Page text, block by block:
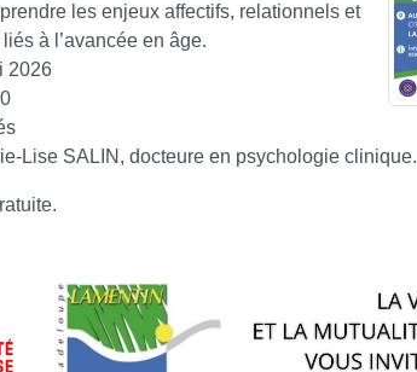
les enjeux affectifs, relationnels et
à l’avancée en âge.
2026
Lise SALIN, docteure en psychologie clinique.